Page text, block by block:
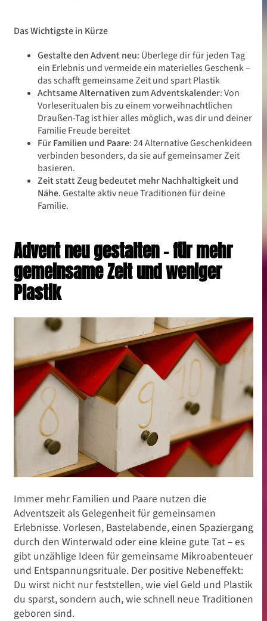
Das Wichtigste in Kürze
Gestalte den Advent neu: Überlege dir für jeden Tag
ein Erlebnis und vermeide ein materielles Geschenk –
das schafft gemeinsame Zeit und spart Plastik
Achtsame Alternativen zum Adventskalender: Von
Vorleseritualen bis zu einem vorweihnachtlichen
Draußen-Tag ist hier alles möglich, was dir und deiner
Familie Freude bereitet
Für Familien und Paare: 24 Alternative Geschenkideen
verbinden besonders, da sie auf gemeinsamer Zeit
basieren.
Zeit statt Zeug bedeutet mehr Nachhaltigkeit und
Nähe.Gestalte aktiv neue Traditionen für deine
Familie.
Advent neu gestalten – für mehr
gemeinsame Zeit und weniger
Plastik
Immer mehr Familien und Paare nutzen die
Adventszeit als Gelegenheit für gemeinsamen
Erlebnisse. Vorlesen, Bastelabende, einen Spaziergang
durch den Winterwald oder eine kleine gute Tat – es
gibt unzählige Ideen für gemeinsame Mikroabenteuer
und Entspannungsrituale. Der positive Nebeneffekt:
Du wirst nicht nur feststellen, wie viel Geld und Plastik
du sparst, sondern auch, wie schnell neue Traditionen
geboren sind.